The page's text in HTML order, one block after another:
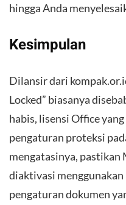
hingga Anda
Kesimpulan
Dilansir dari
Locked” biasanya
habis, lisensi Office
pengaturan proteksi
mengatasinya,
diaktivasi
pengaturan dokumen